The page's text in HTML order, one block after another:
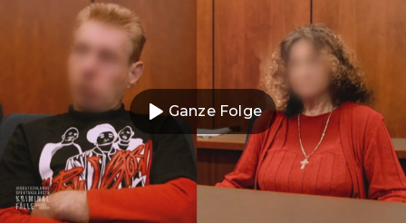
Ganze Folge